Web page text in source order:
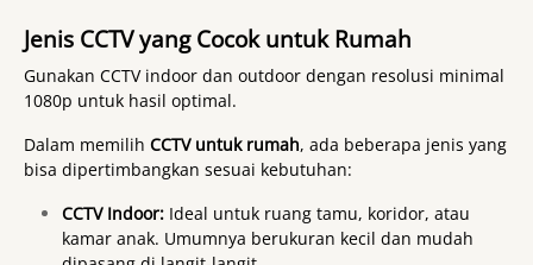
Jenis CCTV yang Cocok untuk Rumah
Gunakan CCTV indoor dan outdoor dengan resolusi minimal
1080p untuk hasil optimal.
Dalam memilih CCTV untuk rumah, ada beberapa jenis yang
bisa dipertimbangkan sesuai kebutuhan:
CCTV Indoor: Ideal untuk ruang tamu, koridor, atau
kamar anak. Umumnya berukuran kecil dan mudah